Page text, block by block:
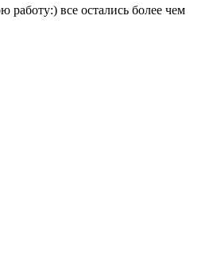
работу:) все остались более чем